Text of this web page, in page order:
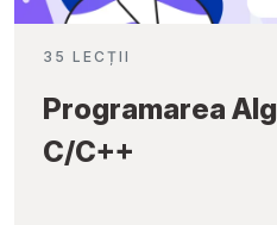
35 LECȚII
Programarea
C/C++